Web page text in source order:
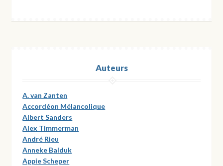
Auteurs
A. van Zanten
Accordéon Mélancolique
Albert Sanders
Alex Timmerman
André Rieu
Anneke Balduk
Appie Scheper